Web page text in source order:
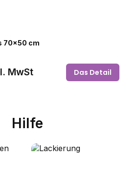
70x50 cm
MwSt Das Detail
Hilfe